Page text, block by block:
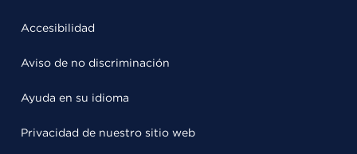
Accesibilidad
Aviso de no discriminación
Ayuda en su idioma
Privacidad de nuestro sitio web